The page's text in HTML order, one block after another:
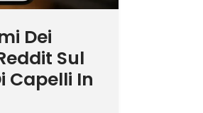
Dei
Sul
Capelli In